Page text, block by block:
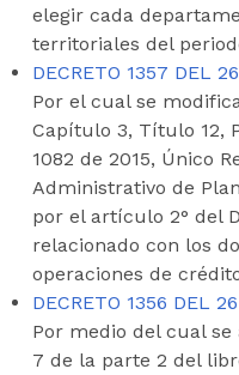
elegir cada
territoriales del
DECRETO 1357 DEL
Por el cual se
Capítulo 3, Título 12,
1082 de 2015, Único
Administrativo de
por el artículo 2° del
relacionado con los
operaciones de
DECRETO 1356 DEL
Por medio del cual
7 de la parte 2 del